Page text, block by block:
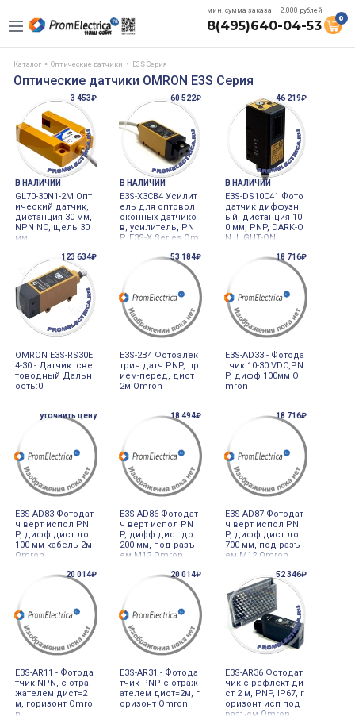
мин. сумма заказа — 2.000 рублей
8(495)640-04-53 0
Каталог Оптические датчики E3S Серия
Оптические датчики OMRON E3S Серия
3 453₽
В НАЛИЧИИ
GL70-30N1-2M Опт
ический датчик,
дистанция 30 мм,
NPN NO, щель 30
мм.
60 522₽
В НАЛИЧИИ
E3S-X3CB4 Усилит
ель для оптовол
оконных датчико
в, усилитель, PN
P, E3S-X Series Om
46 219₽
В НАЛИЧИИ
E3S-DS10C41 Фото
датчик диффузн
ый, дистанция 10
0 мм, PNP, DARK-O
N, LIGHT-ON
123 634₽
OMRON E3S-RS30E
4-30 - Датчик: све
товодный Дальн
ость:0
53 184₽
E3S-2B4 Фотоэлек
трич датч PNP, пр
ием-перед, дист
2м Omron
18 716₽
E3S-AD33 - Фотода
тчик 10-30 VDC,PN
P, дифф 100мм O
mron
уточнить цену
E3S-AD83 Фотодат
ч верт испол PN
P, дифф дист до
100 мм кабель 2м
Omron
18 494₽
E3S-AD86 Фотодат
ч верт испол PN
P, дифф дист до
200 мм, под разъ
ем М12 Omron
18 716₽
E3S-AD87 Фотодат
ч верт испол PN
P, дифф дист до
700 мм, под разъ
ем М12 Omron
20 014₽
E3S-AR11 - Фотода
тчик NPN, с отра
жателем дист=2
м, горизонт Omro
n
20 014₽
E3S-AR31 - Фотода
тчик PNP с отраж
ателем дист=2м, г
оризонт Omron
52 346₽
E3S-AR36 Фотодат
чик с рефлект ди
ст 2 м, PNP, IP67, г
оризонт исп под
разъем Omron